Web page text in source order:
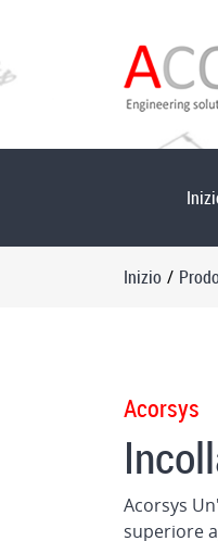
Inizio /
Acorsys
Acorsys
superiore